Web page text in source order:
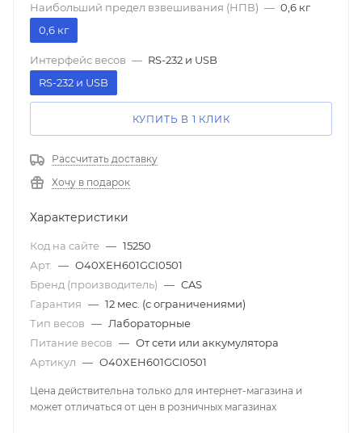
Наибольший предел взвешивания (НПВ) — 0,6 кг
0,6 кг
Интерфейс весов — RS-232 и USB
RS-232 и USB
КУПИТЬ В 1 КЛИК
Рассчитать доставку
Хочу в подарок
Характеристики
Код на сайте — 15250
Арт. — O40XEH601GCI0501
Бренд (производитель) — CAS
Гарантия — 12 мес. (с ограничениями)
Тип весов — Лабораторные
Питание весов — От сети или аккумулятора
Артикул — O40XEH601GCI0501
Цена действительна только для интернет-магазина и
может отличаться от цен в розничных магазинах